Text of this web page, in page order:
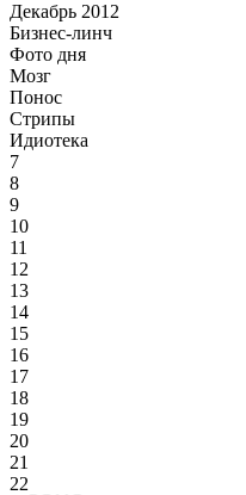
Декабрь 2012
Бизнес-линч
Фото дня
Мозг
Понос
Стрипы
Идиотека
7
8
9
10
11
12
13
14
15
16
17
18
19
20
21
22